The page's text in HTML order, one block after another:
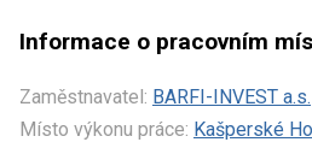
Informace o pracovním
Zaměstnavatel: BARFI-INVEST a.s.
Místo výkonu práce: Kašperské